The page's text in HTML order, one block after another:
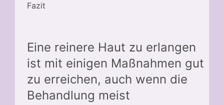
Fazit
Eine reinere Haut zu erlangen
ist mit einigen Maßnahmen gut
zu erreichen, auch wenn die
Behandlung meist